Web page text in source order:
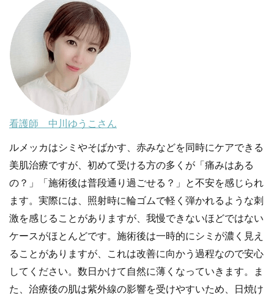
看護師 中川ゆうこさん
ルメッカはシミやそばかす、赤みなどを同時にケアできる
美肌治療ですが、初めて受ける方の多くが「痛みはある
の？」「施術後は普段通り過ごせる？」と不安を感じられ
ます。実際には、照射時に輪ゴムで軽く弾かれるような刺
激を感じることがありますが、我慢できないほどではない
ケースがほとんどです。施術後は一時的にシミが濃く見え
ることがありますが、これは改善に向かう過程なので安心
してください。数日かけて自然に薄くなっていきます。ま
た、治療後の肌は紫外線の影響を受けやすいため、日焼け